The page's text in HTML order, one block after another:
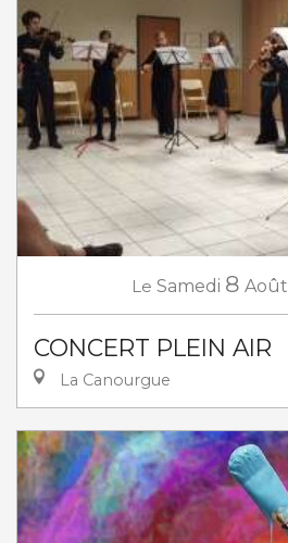
Le Samedi 8 Août
CONCERT PLEIN AIR
La Canourgue